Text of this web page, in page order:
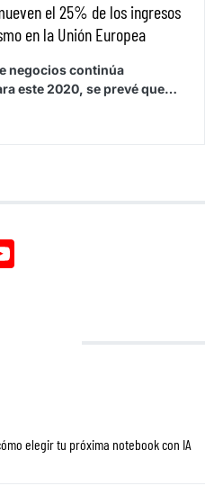
el 25% de los ingresos
en la Unión Europea
negocios continúa
este 2020, se prevé que…
elegir tu próxima notebook con IA